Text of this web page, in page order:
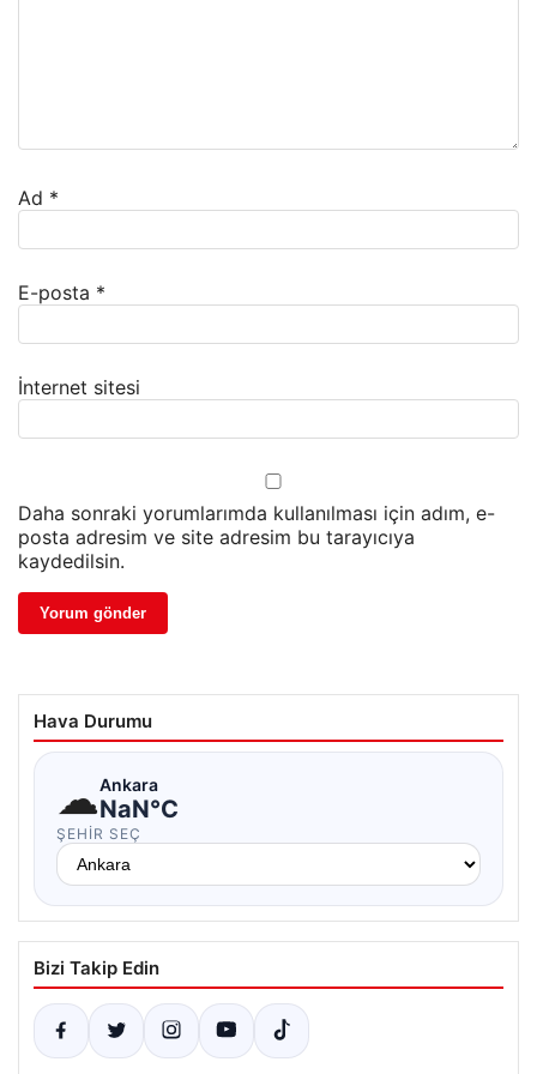
Ad *
E-posta *
İnternet sitesi
Daha sonraki yorumlarımda kullanılması için adım, e-
posta adresim ve site adresim bu tarayıcıya
kaydedilsin.
Hava Durumu
☁Ankara
NaN°C
ŞEHIR SEÇ
Bizi Takip Edin